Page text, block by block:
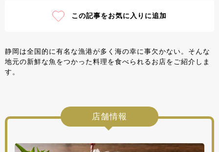
この記事をお気に入りに追加
静岡は全国的に有名な漁港が多く海の幸に事欠かない。そんな
地元の新鮮な魚をつかった料理を食べられるお店をご紹介しま
す。
店舗情報